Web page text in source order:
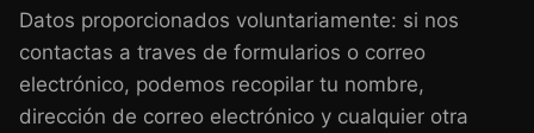
Datos proporcionados voluntariamente: si nos
contactas a traves de formularios o correo
electrónico, podemos recopilar tu nombre,
dirección de correo electrónico y cualquier otra